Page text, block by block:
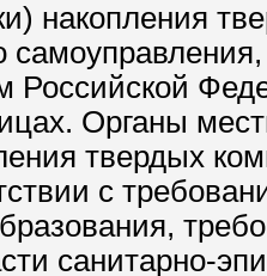
накопления
Российской
Органы
твердых
с
санитарно-